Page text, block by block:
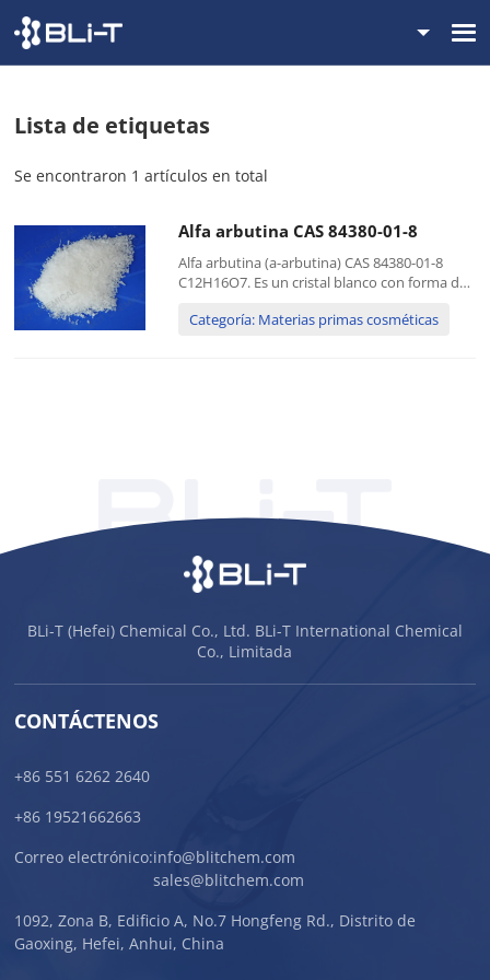
Lista de etiquetas
Se encontraron 1 artículos en total
Alfa arbutina CAS 84380-01-8
Alfa arbutina (a-arbutina) CAS 84380-01-8
C12H16O7. Es un cristal blanco con forma de
otros disolventes orgánicos. Es un derivado
Categoría: Materias primas cosméticas
BLi-T (Hefei) Chemical Co., Ltd. BLi-T International Chemical
Co., Limitada
CONTÁCTENOS
+86 551 6262 2640
+86 19521662663
Correo electrónico:info@blitchem.com
sales@blitchem.com
1092, Zona B, Edificio A, No.7 Hongfeng Rd., Distrito de
Gaoxing, Hefei, Anhui, China